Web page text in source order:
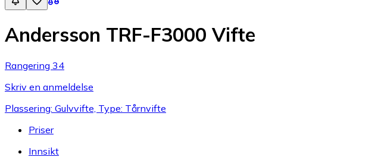
Andersson TRF-F3000 Vifte
Rangering 34
Skriv en anmeldelse
Plassering: Gulvvifte, Type: Tårnvifte
Priser
Innsikt